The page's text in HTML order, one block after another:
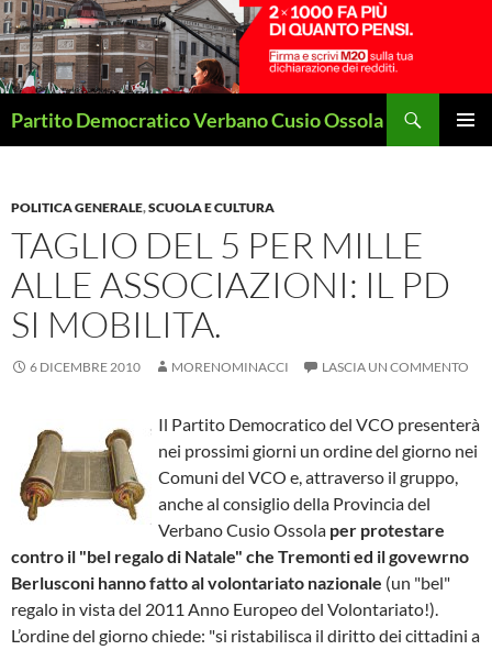
Vai
al
contenuto
Partito Democratico Verbano Cusio Ossola
POLITICA GENERALE,SCUOLA E CULTURA
TAGLIO DEL 5 PER MILLE
ALLE ASSOCIAZIONI: IL PD
SI MOBILITA.
6 DICEMBRE 2010 MORENOMINACCI LASCIA UN COMMENTO
Il Partito Democratico del VCO presenterà
nei prossimi giorni un ordine del giorno nei
Comuni del VCO e, attraverso il gruppo,
anche al consiglio della Provincia del
Verbano Cusio Ossola per protestare
contro il "bel regalo di Natale" che Tremonti ed il govewrno
Berlusconi hanno fatto al volontariato nazionale (un "bel"
regalo in vista del 2011 Anno Europeo del Volontariato!).
L’ordine del giorno chiede: "si ristabilisca il diritto dei cittadini a